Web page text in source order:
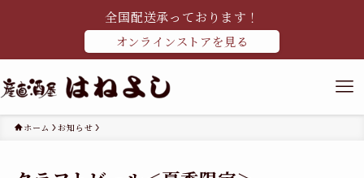
全国配送承っております！
オンラインストアを見る
ホーム お知らせ